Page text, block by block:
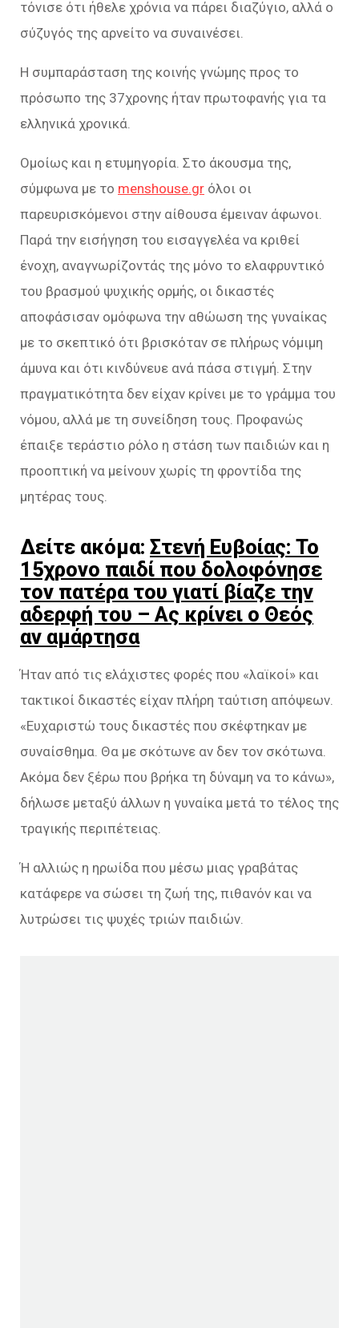
τόνισε ότι ήθελε χρόνια να πάρει διαζύγιο, αλλά ο
σύζυγός της αρνείτο να συναινέσει.
Η συμπαράσταση της κοινής γνώμης προς το
πρόσωπο της 37χρονης ήταν πρωτοφανής για τα
ελληνικά χρονικά.
Ομοίως και η ετυμηγορία. Στο άκουσμα της,
σύμφωνα με το menshouse.gr όλοι οι
παρευρισκόμενοι στην αίθουσα έμειναν άφωνοι.
Παρά την εισήγηση του εισαγγελέα να κριθεί
ένοχη, αναγνωρίζοντάς της μόνο το ελαφρυντικό
του βρασμού ψυχικής ορμής, οι δικαστές
αποφάσισαν ομόφωνα την αθώωση της γυναίκας
με το σκεπτικό ότι βρισκόταν σε πλήρως νόμιμη
άμυνα και ότι κινδύνευε ανά πάσα στιγμή. Στην
πραγματικότητα δεν είχαν κρίνει με το γράμμα του
νόμου, αλλά με τη συνείδηση τους. Προφανώς
έπαιξε τεράστιο ρόλο η στάση των παιδιών και η
προοπτική να μείνουν χωρίς τη φροντίδα της
μητέρας τους.
Δείτε ακόμα: Στενή Ευβοίας: Το
15χρονο παιδί που δολοφόνησε
τον πατέρα του γιατί βίαζε την
αδερφή του – Ας κρίνει ο Θεός
αν αμάρτησα
Ήταν από τις ελάχιστες φορές που «λαϊκοί» και
τακτικοί δικαστές είχαν πλήρη ταύτιση απόψεων.
«Ευχαριστώ τους δικαστές που σκέφτηκαν με
συναίσθημα. Θα με σκότωνε αν δεν τον σκότωνα.
Ακόμα δεν ξέρω που βρήκα τη δύναμη να το κάνω»,
δήλωσε μεταξύ άλλων η γυναίκα μετά το τέλος της
τραγικής περιπέτειας.
Ή αλλιώς η ηρωίδα που μέσω μιας γραβάτας
κατάφερε να σώσει τη ζωή της, πιθανόν και να
λυτρώσει τις ψυχές τριών παιδιών.